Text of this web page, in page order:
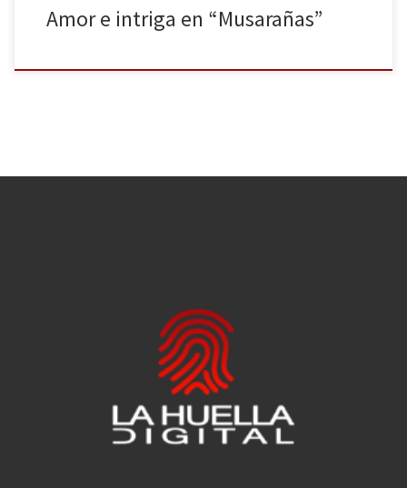
Amor e intriga en “Musarañas”